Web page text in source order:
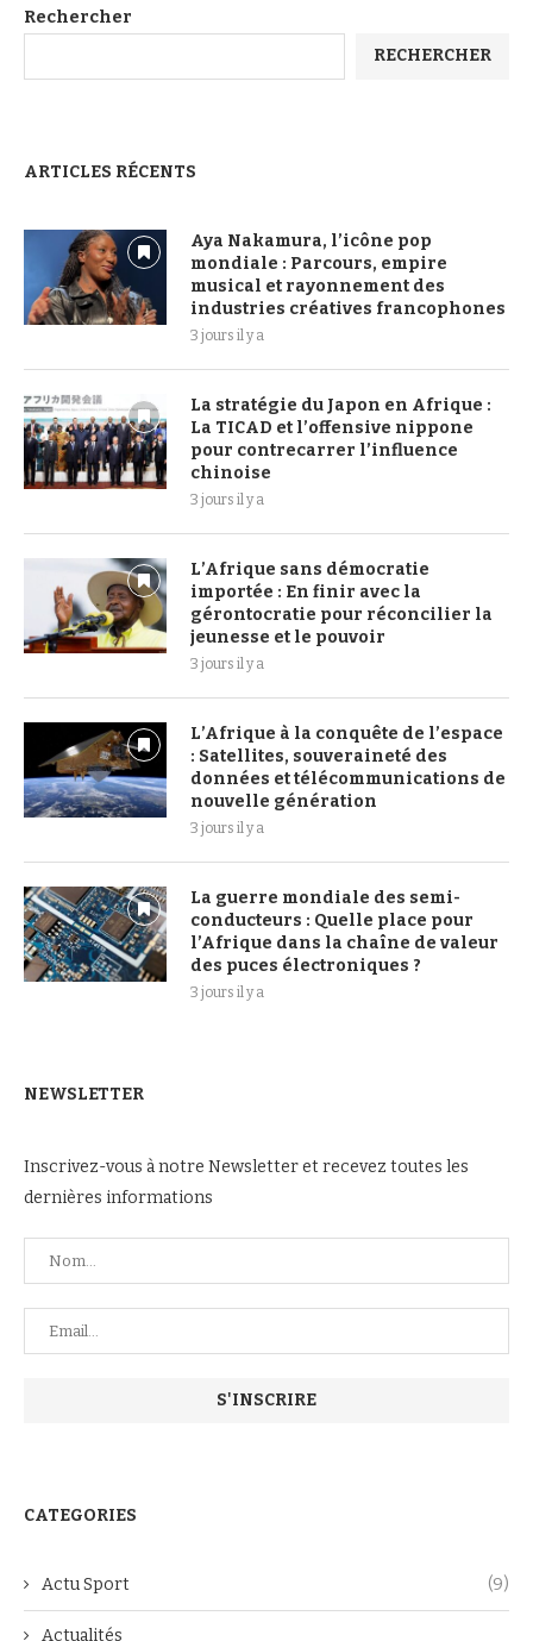
Rechercher
RECHERCHER
ARTICLES RÉCENTS
Aya Nakamura, l’icône pop
mondiale : Parcours, empire
musical et rayonnement des
industries créatives francophones
3 jours il y a
La stratégie du Japon en Afrique :
La TICAD et l’offensive nippone
pour contrecarrer l’influence
chinoise
3 jours il y a
L’Afrique sans démocratie
importée : En finir avec la
gérontocratie pour réconcilier la
jeunesse et le pouvoir
3 jours il y a
L’Afrique à la conquête de l’espace
: Satellites, souveraineté des
données et télécommunications de
nouvelle génération
3 jours il y a
La guerre mondiale des semi-
conducteurs : Quelle place pour
l’Afrique dans la chaîne de valeur
des puces électroniques ?
3 jours il y a
NEWSLETTER
Inscrivez-vous à notre Newsletter et recevez toutes les
dernières informations
CATEGORIES
Actu Sport (9)
Actualités